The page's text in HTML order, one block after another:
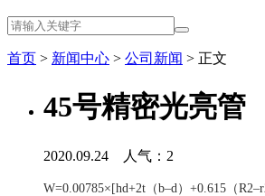
首页 > 新闻中心 > 公司新闻 > 正文
45号精密光亮管
2020.09.24 人气： 2
W=0.00785×[hd+2t（b–d）+0.615（